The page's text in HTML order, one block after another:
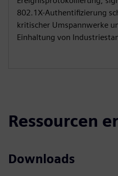
802.1X-Authentifizierung
kritischer Umspannwerke
Einhaltung von
Ressourcen
Downloads